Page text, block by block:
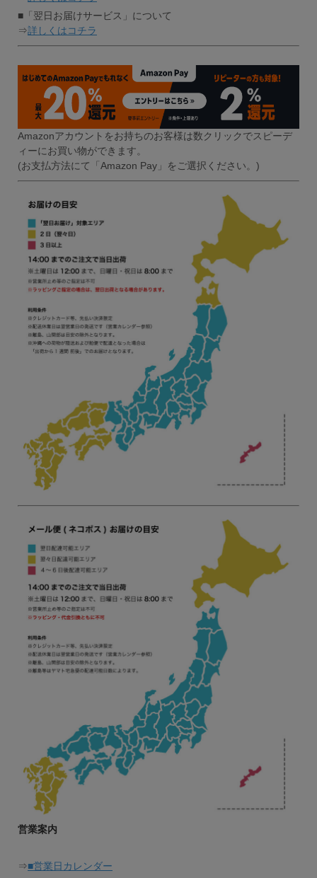
■「翌日お届けサービス」について
⇒詳しくはコチラ
Amazonアカウントをお持ちのお客様は数クリックでスピーデ
ィーにお買い物ができます。
(お支払方法にて「Amazon Pay」をご選択ください。)
営業案内
⇒■営業日カレンダー